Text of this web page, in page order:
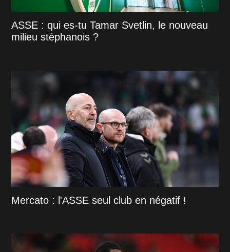
ASSE : qui es-tu Tamar Svetlin, le nouveau
milieu stéphanois ?
Mercato : l'ASSE seul club en négatif !